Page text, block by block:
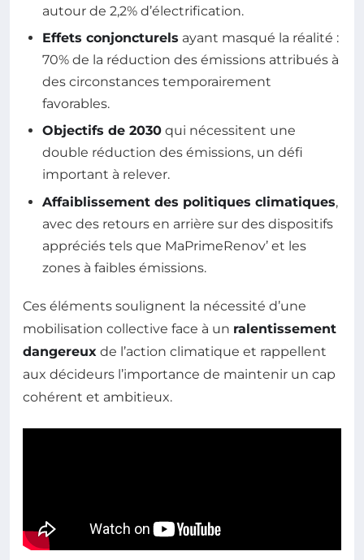
autour de 2,2% d’électrification.
Effets conjoncturels ayant masqué la réalité :
70% de la réduction des émissions attribués à
des circonstances temporairement
favorables.
Objectifs de 2030 qui nécessitent une
double réduction des émissions, un défi
important à relever.
Affaiblissement des politiques climatiques,
avec des retours en arrière sur des dispositifs
appréciés tels que MaPrimeRenov’ et les
zones à faibles émissions.
Ces éléments soulignent la nécessité d’une
mobilisation collective face à un ralentissement
dangereux de l’action climatique et rappellent
aux décideurs l’importance de maintenir un cap
cohérent et ambitieux.